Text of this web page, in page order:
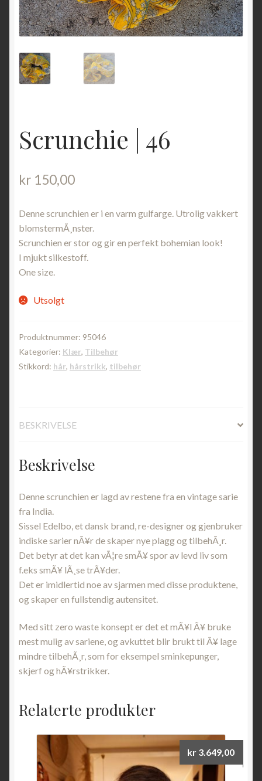
Scrunchie | 46
kr 150,00
Denne scrunchien er i en varm gulfarge. Utrolig vakkert
blomstermÃ¸nster.
Scrunchien er stor og gir en perfekt bohemian look!
I mjukt silkestoff.
One size.
Utsolgt
Produktnummer: 95046
Kategorier: Klær, Tilbehør
Stikkord: hår, hårstrikk, tilbehør
BESKRIVELSE
Beskrivelse
Denne scrunchien er lagd av restene fra en vintage sarie
fra India.
Sissel Edelbo, et dansk brand, re-designer og gjenbruker
indiske sarier nÃ¥r de skaper nye plagg og tilbehÃ¸r.
Det betyr at det kan vÃ¦re smÃ¥ spor av levd liv som
f.eks smÃ¥ lÃ¸se trÃ¥der.
Det er imidlertid noe av sjarmen med disse produktene,
og skaper en fullstendig autensitet.
Med sitt zero waste konsept er det et mÃ¥l Ã¥ bruke
mest mulig av sariene, og avkuttet blir brukt til Ã¥ lage
mindre tilbehÃ¸r, som for eksempel sminkepunger,
skjerf og hÃ¥rstrikker.
Relaterte produkter
kr 3.649,00